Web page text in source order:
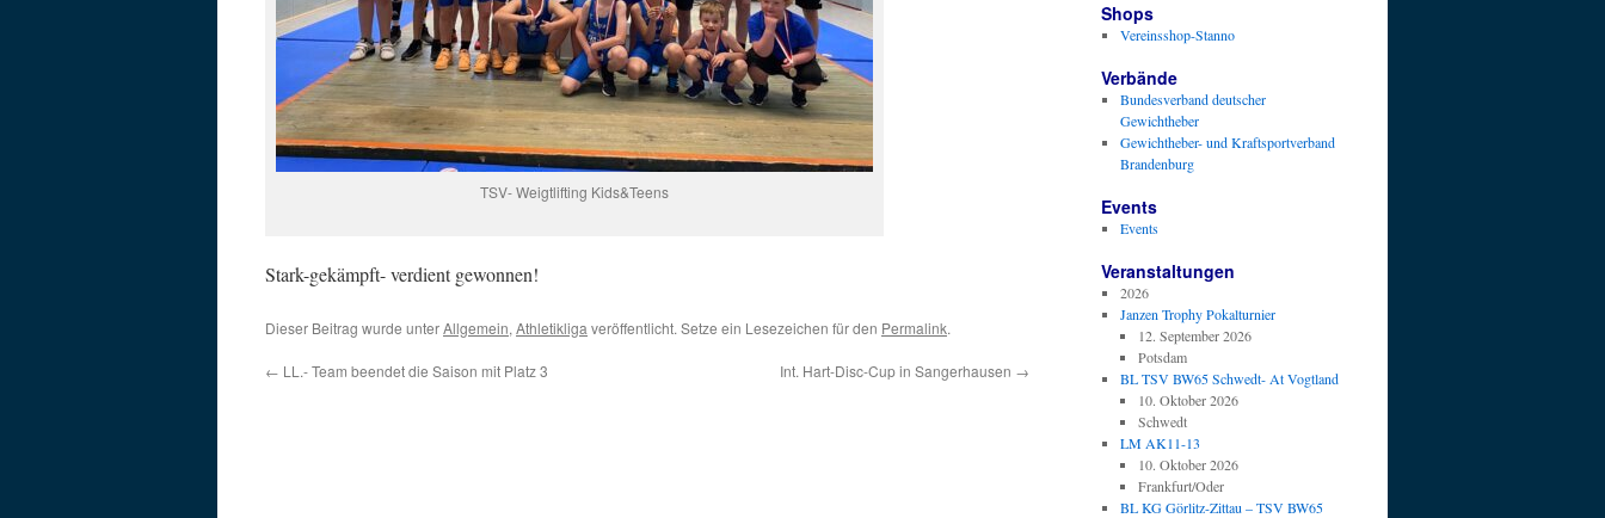
TSV- Weigtlifting Kids&Teens
Stark-gekämpft- verdient gewonnen!
Dieser Beitrag wurde unterAllgemein, Athletikliga veröffentlicht. Setze ein Lesezeichen für den Permalink.
← LL.- Team beendet die Saison mit Platz 3 Int. Hart-Disc-Cup in Sangerhausen →
Shops
Vereinsshop-Stanno
Verbände
Bundesverband deutscher
Gewichtheber
Gewichtheber- und Kraftsportverband
Brandenburg
Events
Events
Veranstaltungen
2026
Janzen Trophy Pokalturnier
12. September 2026
Potsdam
BL TSV BW65 Schwedt- At Vogtland
10. Oktober 2026
Schwedt
LM AK11-13
10. Oktober 2026
Frankfurt/Oder
BL KG Görlitz-Zittau – TSV BW65